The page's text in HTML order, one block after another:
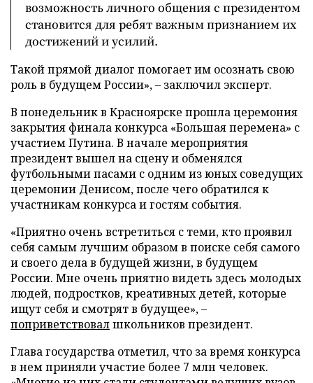
возможность личного общения с президентом
становится для ребят важным признанием их
достижений и усилий.
Такой прямой диалог помогает им осознать свою
роль в будущем России», – заключил эксперт.
В понедельник в Красноярске прошла церемония
закрытия финала конкурса «Большая перемена» с
участием Путина. В начале мероприятия
президент вышел на сцену и обменялся
футбольными пасами с одним из юных соведущих
церемонии Денисом, после чего обратился к
участникам конкурса и гостям события.
«Приятно очень встретиться с теми, кто проявил
себя самым лучшим образом в поиске себя самого
и своего дела в будущей жизни, в будущем
России. Мне очень приятно видеть здесь молодых
людей, подростков, креативных детей, которые
ищут себя и смотрят в будущее», –
поприветствовалшкольников президент.
Глава государства отметил, что за время конкурса
в нем приняли участие более 7 млн человек.